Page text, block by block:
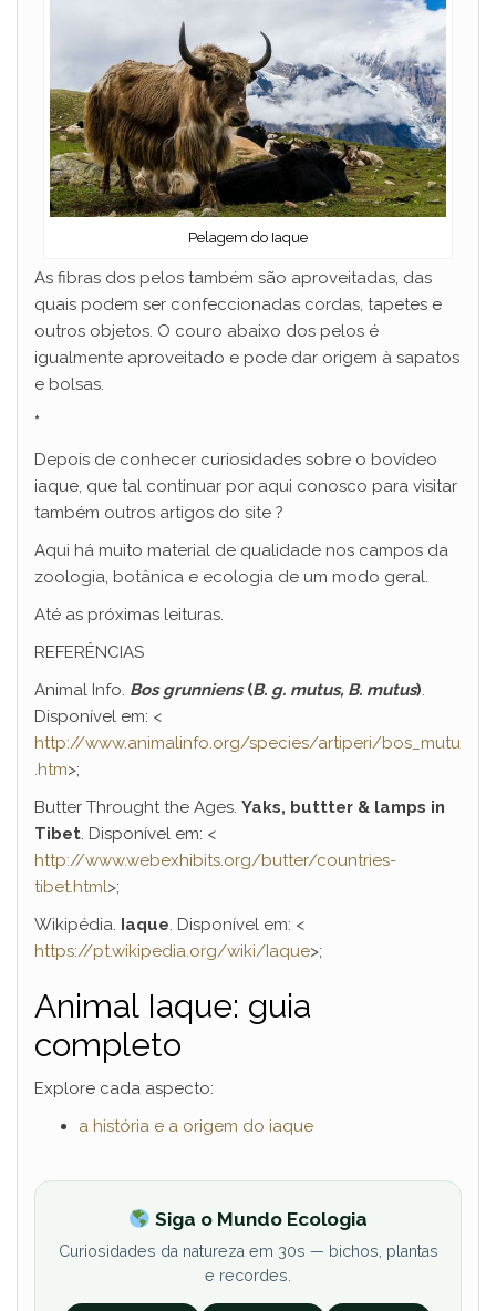
Pelagem do Iaque
As fibras dos pelos também são aproveitadas, das
quais podem ser confeccionadas cordas, tapetes e
outros objetos. O couro abaixo dos pelos é
igualmente aproveitado e pode dar origem à sapatos
e bolsas.
*
Depois de conhecer curiosidades sobre o bovídeo
iaque, que tal continuar por aqui conosco para visitar
também outros artigos do site ?
Aqui há muito material de qualidade nos campos da
zoologia, botânica e ecologia de um modo geral.
Até as próximas leituras.
REFERÊNCIAS
Animal Info. Bos grunniens(B. g. mutus, B. mutus).
Disponível em: <
http://www.animalinfo.org/species/artiperi/bos_mutu
.htm>;
Butter Throught the Ages. Yaks, buttter & lamps in
Tibet. Disponível em: <
http://www.webexhibits.org/butter/countries-
tibet.html>;
Wikipédia. Iaque. Disponível em: <
https://pt.wikipedia.org/wiki/Iaque>;
Animal Iaque: guia
completo
Explore cada aspecto:
a história e a origem do iaque
Siga o Mundo Ecologia
Curiosidades da natureza em 30s — bichos, plantas
e recordes.